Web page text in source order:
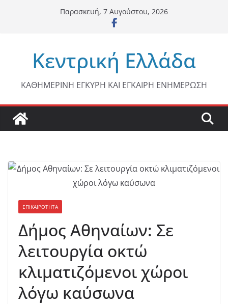
Παρασκευή, 7 Αυγούστου, 2026
Κεντρική Ελλάδα
ΚΑΘΗΜΕΡΙΝΗ ΕΓΚΥΡΗ ΚΑΙ ΕΓΚΑΙΡΗ ΕΝΗΜΕΡΩΣΗ
ΕΠΙΚΑΙΡΟΤΗΤΑ
Δήμος Αθηναίων: Σε
λειτουργία οκτώ
κλιματιζόμενοι χώροι
λόγω καύσωνα